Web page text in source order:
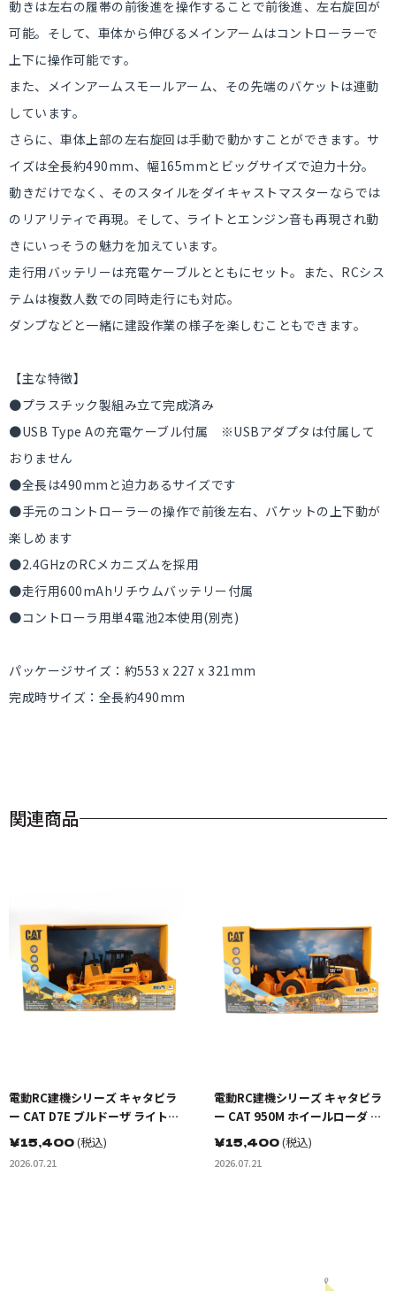
動きは左右の履帯の前後進を操作することで前後進、左右旋回が
可能。そして、車体から伸びるメインアームはコントローラーで
上下に操作可能です。
また、メインアームスモールアーム、その先端のバケットは連動
しています。
さらに、車体上部の左右旋回は手動で動かすことができます。サ
イズは全長約490mm、幅165mmとビッグサイズで迫力十分。
動きだけでなく、そのスタイルをダイキャストマスターならでは
のリアリティで再現。そして、ライトとエンジン音も再現され動
きにいっそうの魅力を加えています。
走行用バッテリーは充電ケーブルとともにセット。また、RCシス
テムは複数人数での同時走行にも対応。
ダンプなどと一緒に建設作業の様子を楽しむこともできます。
【主な特徴】
●プラスチック製組み立て完成済み
●USB Type Aの充電ケーブル付属 ※USBアダプタは付属して
おりません
●全長は490mmと迫力あるサイズです
●手元のコントローラーの操作で前後左右、バケットの上下動が
楽しめます
●2.4GHzのRCメカニズムを採用
●走行用600mAhリチウムバッテリー付属
●コントローラ用単4電池2本使用(別売)
パッケージサイズ：約553 x 227 x 321mm
完成時サイズ：全長約490mm
関連商品
電動RC建機シリーズ キャタピラ
ー CAT D7E ブルドーザ ライト＆
サンドギミック搭載ver. （乾電
池タイプ）
￥15,400(税込)
2026.07.21
電動RC建機シリーズ キャタピラ
ー CAT 950M ホイールローダ ラ
イト＆サンドギミック搭載ver.
（乾電池タイプ）
￥15,400(税込)
2026.07.21